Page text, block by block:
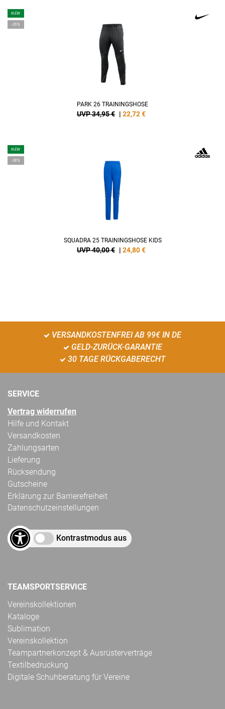
NEW
-35%
PARK 26 TRAININGSHOSE
UVP 34,95 € | 22,72€
NEW
-38%
SQUADRA 25 TRAININGSHOSE KIDS
UVP 40,00 € | 24,80€
VERSANDKOSTENFREI AB 99€ IN DE
GELD-ZURÜCK-GARANTIE
30 TAGE RÜCKGABERECHT
SERVICE
Vertrag widerrufen
Hilfe und Kontakt
Versandkosten
Zahlungsarten
Lieferung
Rücksendung
Gutscheine
Erklärung zur Barrierefreiheit
Datenschutzeinstellungen
Kontrastmodus aus
TEAMSPORTSERVICE
Vereinskollektionen
Kataloge
Sublimation
Vereinskollektion
Teampartnerkonzept & Ausrüsterverträge
Textilbedruckung
Digitale Schuhberatung für Vereine